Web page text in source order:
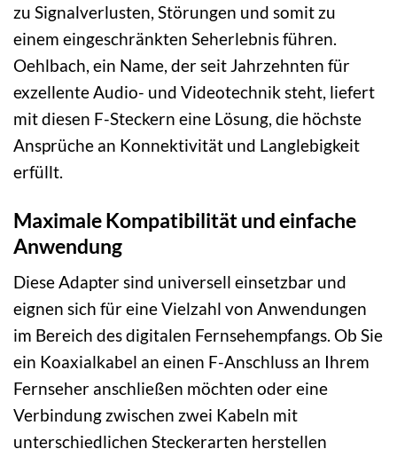
zu Signalverlusten, Störungen und somit zu
einem eingeschränkten Seherlebnis führen.
Oehlbach, ein Name, der seit Jahrzehnten für
exzellente Audio- und Videotechnik steht, liefert
mit diesen F-Steckern eine Lösung, die höchste
Ansprüche an Konnektivität und Langlebigkeit
erfüllt.
Maximale Kompatibilität und einfache
Anwendung
Diese Adapter sind universell einsetzbar und
eignen sich für eine Vielzahl von Anwendungen
im Bereich des digitalen Fernsehempfangs. Ob Sie
ein Koaxialkabel an einen F-Anschluss an Ihrem
Fernseher anschließen möchten oder eine
Verbindung zwischen zwei Kabeln mit
unterschiedlichen Steckerarten herstellen